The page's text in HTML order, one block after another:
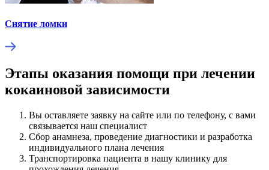
Снятие ломки
Этапы оказания помощи при лечении
кокаиновой зависимости
Вы оставляете заявку на сайте или по телефону, с вами
связывается наш специалист
Сбор анамнеза, проведение диагностики и разработка
индивидуального плана лечения
Транспортировка пациента в нашу клинику для